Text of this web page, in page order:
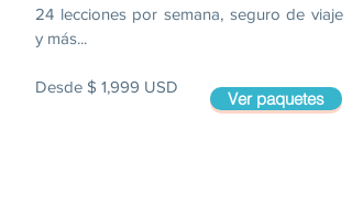
24 lecciones por semana, seguro de viaje
y más...
Desde $ 1,999 USD
Ver paquetes